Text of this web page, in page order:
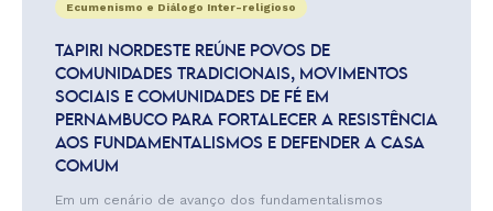
Ecumenismo e Diálogo Inter-religioso
TAPIRI NORDESTE REÚNE POVOS DE
COMUNIDADES TRADICIONAIS, MOVIMENTOS
SOCIAIS E COMUNIDADES DE FÉ EM
PERNAMBUCO PARA FORTALECER A RESISTÊNCIA
AOS FUNDAMENTALISMOS E DEFENDER A CASA
COMUM
Em um cenário de avanço dos fundamentalismos